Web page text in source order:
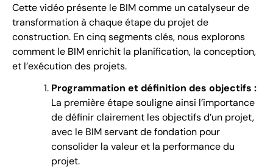
Cette vidéo présente le BIM comme un catalyseur de
transformation à chaque étape du projet de
construction. En cinq segments clés, nous explorons
comment le BIM enrichit la planification, la conception,
et l’exécution des projets.
Programmation et définition des objectifs :
La première étape souligne ainsi l’importance
de définir clairement les objectifs d’un projet,
avec le BIM servant de fondation pour
consolider la valeur et la performance du
projet.